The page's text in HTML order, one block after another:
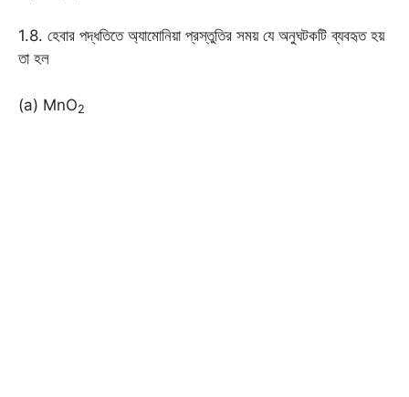
1.8. হেবার পদ্ধতিতে অ্যামোনিয়া প্রস্তুতির সময় যে অনুঘটকটি ব্যবহৃত হয়
তা হল
(a) MnO2